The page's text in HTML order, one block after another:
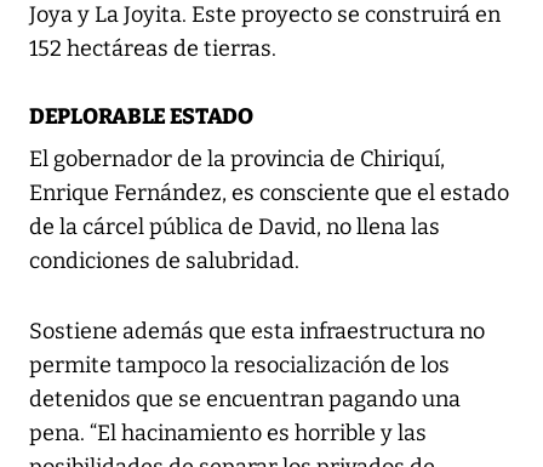
Joya y La Joyita. Este proyecto se construirá en
152 hectáreas de tierras.
DEPLORABLE ESTADO
El gobernador de la provincia de Chiriquí,
Enrique Fernández, es consciente que el estado
de la cárcel pública de David, no llena las
condiciones de salubridad.
Sostiene además que esta infraestructura no
permite tampoco la resocialización de los
detenidos que se encuentran pagando una
pena. “El hacinamiento es horrible y las